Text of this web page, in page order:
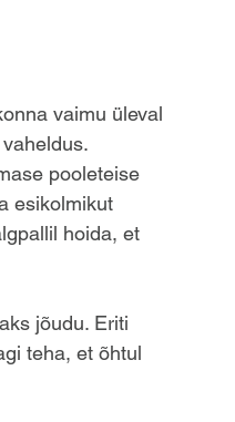
vaimu üleval
pooleteise
esikolmikut
hoida, et
jõudu. Eriti
teha, et õhtul